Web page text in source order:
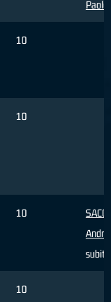
Paolo
10
10
10
subito
10